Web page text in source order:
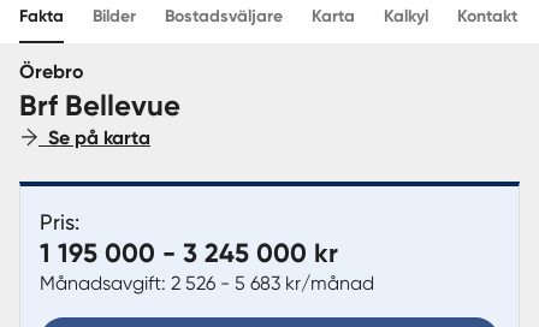
Sverige
Fakta Bilder Bostadsväljare Karta Kalkyl Kontakt
Örebro
Brf Bellevue
Se på karta
Pris:
1 195 000 - 3 245 000 kr
Månadsavgift: 2 526 - 5 683 kr/månad